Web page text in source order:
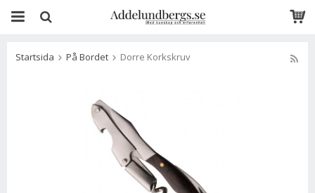
Startsida På Bordet Dorre Korkskruv